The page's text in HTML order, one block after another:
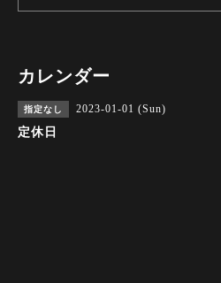
カレンダー
指定なし 2023-01-01 (Sun)
定休日